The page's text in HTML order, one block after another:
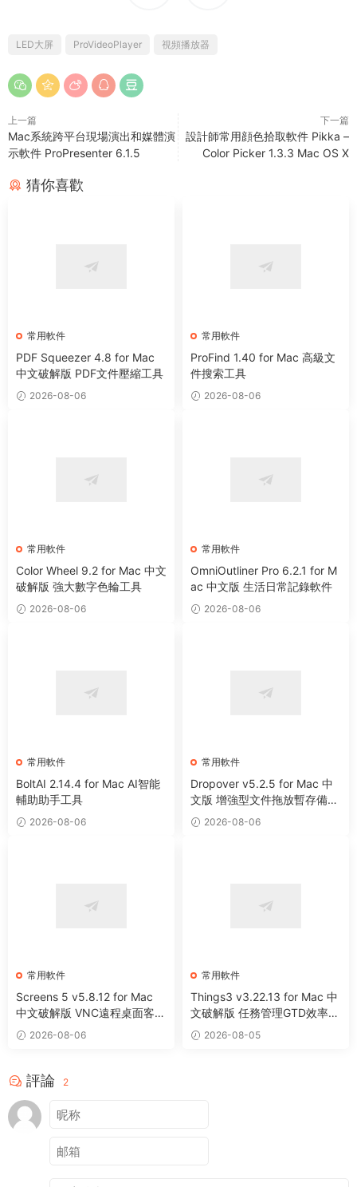
LED大屏 ProVideoPlayer 視頻播放器
上一篇
Mac系統跨平台現場演出和媒體演
示軟件 ProPresenter 6.1.5
下一篇
設計師常用顔色拾取軟件 Pikka –
Color Picker 1.3.3 Mac OS X
猜你喜歡
常用軟件
PDF Squeezer 4.8 for Mac
中文破解版 PDF文件壓縮工具
2026-08-06
常用軟件
ProFind 1.40 for Mac 高級文
件搜索工具
2026-08-06
常用軟件
Color Wheel 9.2 for Mac 中文
破解版 強大數字色輪工具
2026-08-06
常用軟件
OmniOutliner Pro 6.2.1 for M
ac 中文版 生活日常記錄軟件
2026-08-06
常用軟件
BoltAI 2.14.4 for Mac AI智能
輔助助手工具
2026-08-06
常用軟件
Dropover v5.2.5 for Mac 中
文版 增強型文件拖放暫存備用
整理工具
2026-08-06
常用軟件
Screens 5 v5.8.12 for Mac
中文破解版 VNC遠程桌面客戶
端應用程序
2026-08-06
常用軟件
Things3 v3.22.13 for Mac 中
文破解版 任務管理GTD效率工
具 2026-08-05
評論 2